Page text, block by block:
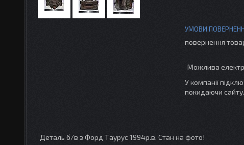
повернення
У компанії
покидаючи сайту.
Деталь б/в з Форд Таурус 1994р.в. Стан на фото!